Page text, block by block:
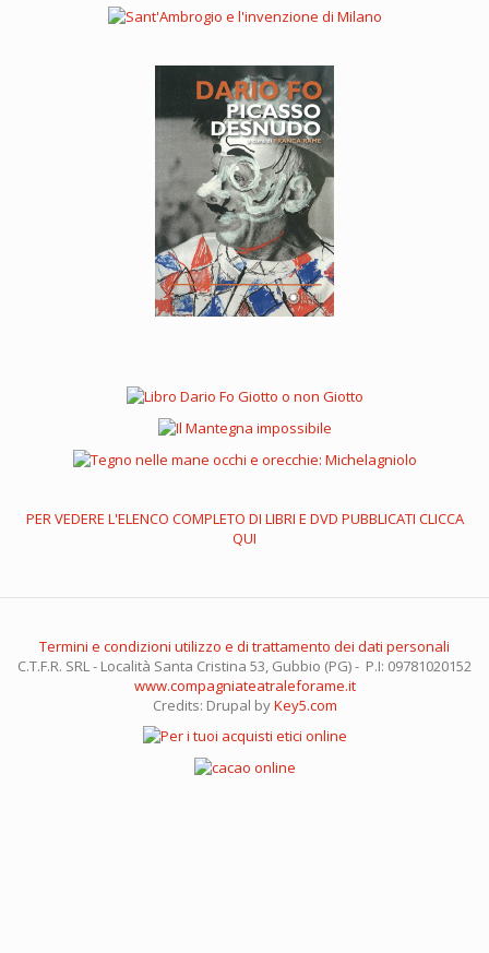
PER VEDERE L'ELENCO COMPLETO DI LIBRI E DVD PUBBLICATI CLICCA
QUI
Termini e condizioni utilizzo e di trattamento dei dati personali
C.T.F.R. SRL - Località Santa Cristina 53, Gubbio (PG) - P.I: 09781020152
www.compagniateatraleforame.it
Credits: Drupal byKey5.com